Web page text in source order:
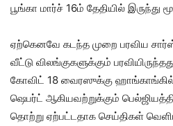
பூங்கா மார்ச் 16ம் தேதியில் இருந்து
ஏற்கெனவே கடந்த முறை பரவிய
வீட்டு விலங்குகளுக்கும்
கோவிட் 18 வைரஸுக்கு
ஷெபர்ட் ஆகியவற்றுக்கும்
தொற்று ஏற்பட்டதாக செய்திகள்